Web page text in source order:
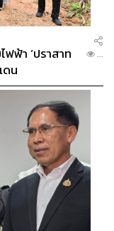
ฟ้า ‘ปราสาท
ดน
...